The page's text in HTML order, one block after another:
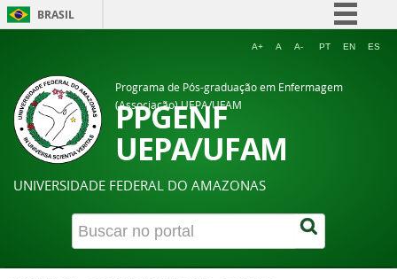
BRASIL
Simplifique!
Legislação
Canais
A+ A A- PT EN ES
Programa de Pós-graduação em Enfermagem
(Associação) UEPA/UFAM
PPGENF
UEPA/UFAM
UNIVERSIDADE FEDERAL DO AMAZONAS